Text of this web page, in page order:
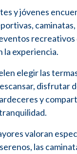
y jóvenes
caminatas,
recreativos
la experiencia.
elegir las
disfrutar
y
valoran
las